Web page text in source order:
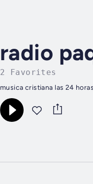
radio
2 Favorites
musica cristiana las 24